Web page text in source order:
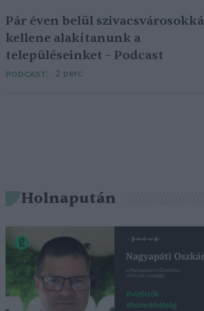
Pár éven belül szivacsvárosokká
kellene alakítanunk a
településeinket – Podcast
PODCAST 2 perc
Holnapután